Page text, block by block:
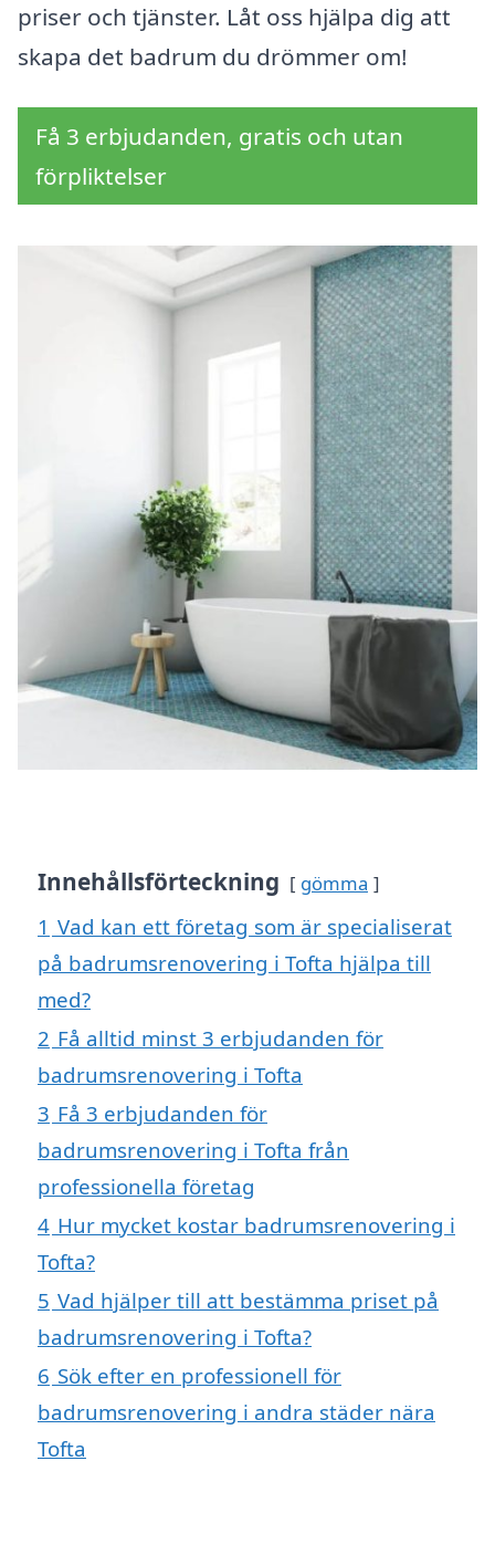
priser och tjänster. Låt oss hjälpa dig att
skapa det badrum du drömmer om!
Få 3 erbjudanden, gratis och utan
förpliktelser
Innehållsförteckning gömma
1 Vad kan ett företag som är specialiserat
på badrumsrenovering i Tofta hjälpa till
med?
2 Få alltid minst 3 erbjudanden för
badrumsrenovering i Tofta
3 Få 3 erbjudanden för
badrumsrenovering i Tofta från
professionella företag
4 Hur mycket kostar badrumsrenovering i
Tofta?
5 Vad hjälper till att bestämma priset på
badrumsrenovering i Tofta?
6 Sök efter en professionell för
badrumsrenovering i andra städer nära
Tofta